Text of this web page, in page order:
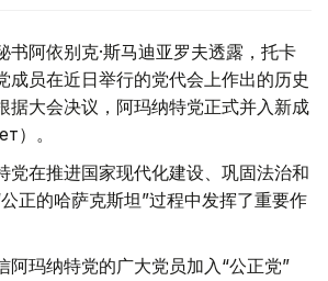
书阿依别克·斯马迪亚罗夫透露，托卡
成员在近日举行的党代会上作出的历史
据大会决议，阿玛纳特党正式并入新成
）。
党在推进国家现代化建设、巩固法治和
正的哈萨克斯坦”过程中发挥了重要作
阿玛纳特党的广大党员加入“公正党”